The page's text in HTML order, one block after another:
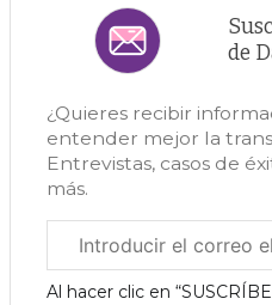
de
¿Quieres recibir
entender mejor la
Entrevistas, casos de
más.
electrónico
corporativo
Al hacer clic en